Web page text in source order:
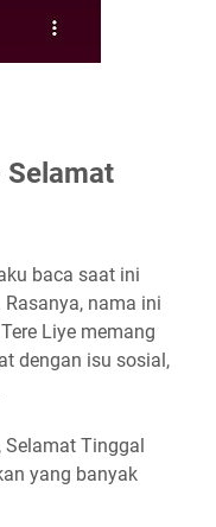
Selamat
baca saat ini
nama ini
Liye memang
dengan isu sosial,
Selamat Tinggal
yang banyak